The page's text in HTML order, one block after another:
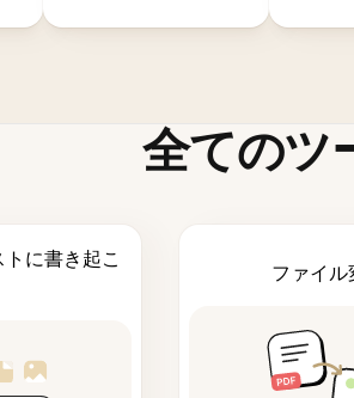
全てのツ
に書き起こ
ファイル